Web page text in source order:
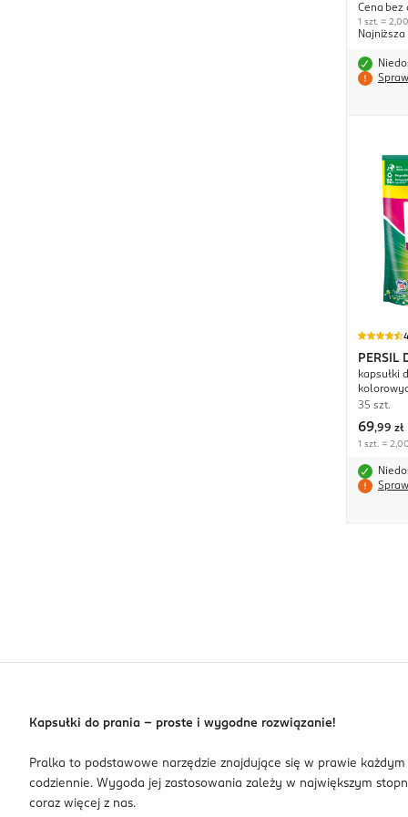
Cena bez
1 szt. = 2,00
Najniższa
PERSIL
Caps
kapsułki
35 szt.
69,99 zł
1 szt. =
Kapsułki do prania – proste i wygodne rozwiązanie!
Pralka to podstawowe narzędzie znajdujące się w prawie
codziennie. Wygoda jej zastosowania zależy w największym
coraz więcej z nas.